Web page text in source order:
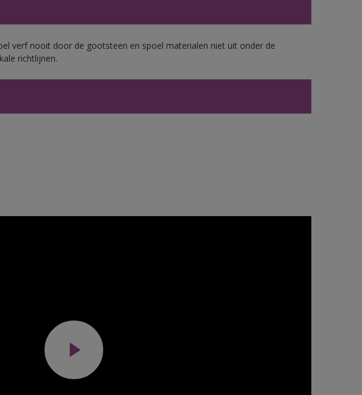
verf nooit door de gootsteen en spoel materialen niet uit onder de
richtlijnen.